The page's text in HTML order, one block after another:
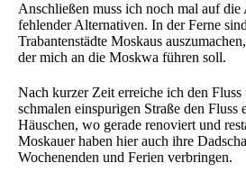
Anschließen muss ich noch mal auf die
fehlender Alternativen. In der Ferne
Trabantenstädte Moskaus
der mich an die Moskwa führen soll.
Nach kurzer Zeit erreiche ich den
schmalen einspurigen Straße den Fluss
Häuschen, wo gerade renoviert und
Moskauer haben hier auch ihre
Wochenenden und Ferien verbringen.